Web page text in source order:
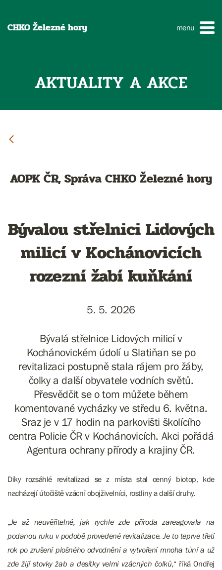
CHKO Železné hory menu
AKTUALITY A AKCE
AOPK ČR, Správa CHKO Železné hory
Bývalou střelnici Lidových
milicí v Kochánovicích
rozezní žabí kuňkání
5. 5. 2026
Bývalá střelnice Lidových milicí v
Kochánovickém údolí u Slatiňan se po
revitalizaci postupně stala rájem pro žáby,
čolky a další obyvatele vodních světů.
Přesvědčit se o tom můžete během
komentované vycházky ve středu 6. května.
Sraz je v 17 hodin na parkovišti školícího
centra Policie ČR v Kochánovicích. Akci pořádá
Agentura ochrany přírody a krajiny ČR.
Díky rozsáhlé revitalizaci se z místa stal cenný biotop, kde
nacházejí útočiště vzácní obojživelníci, rostliny a další druhy.
„Je až neuvěřitelné, jak rychle zde příroda zareagovala na
podanou ruku v podobě provedené revitalizace. Je to teprve třetí
rok po zrušení plošného odvodnění a vytvoření mnoha tůní a už
zde žijí stovky žab a desítky velmi vzácných čolků,“ říká Ondřej